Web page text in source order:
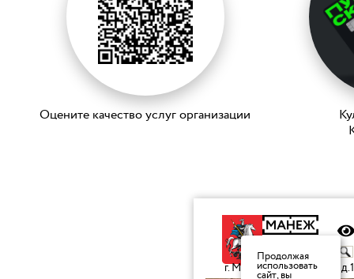
Оцените качество услуг организации